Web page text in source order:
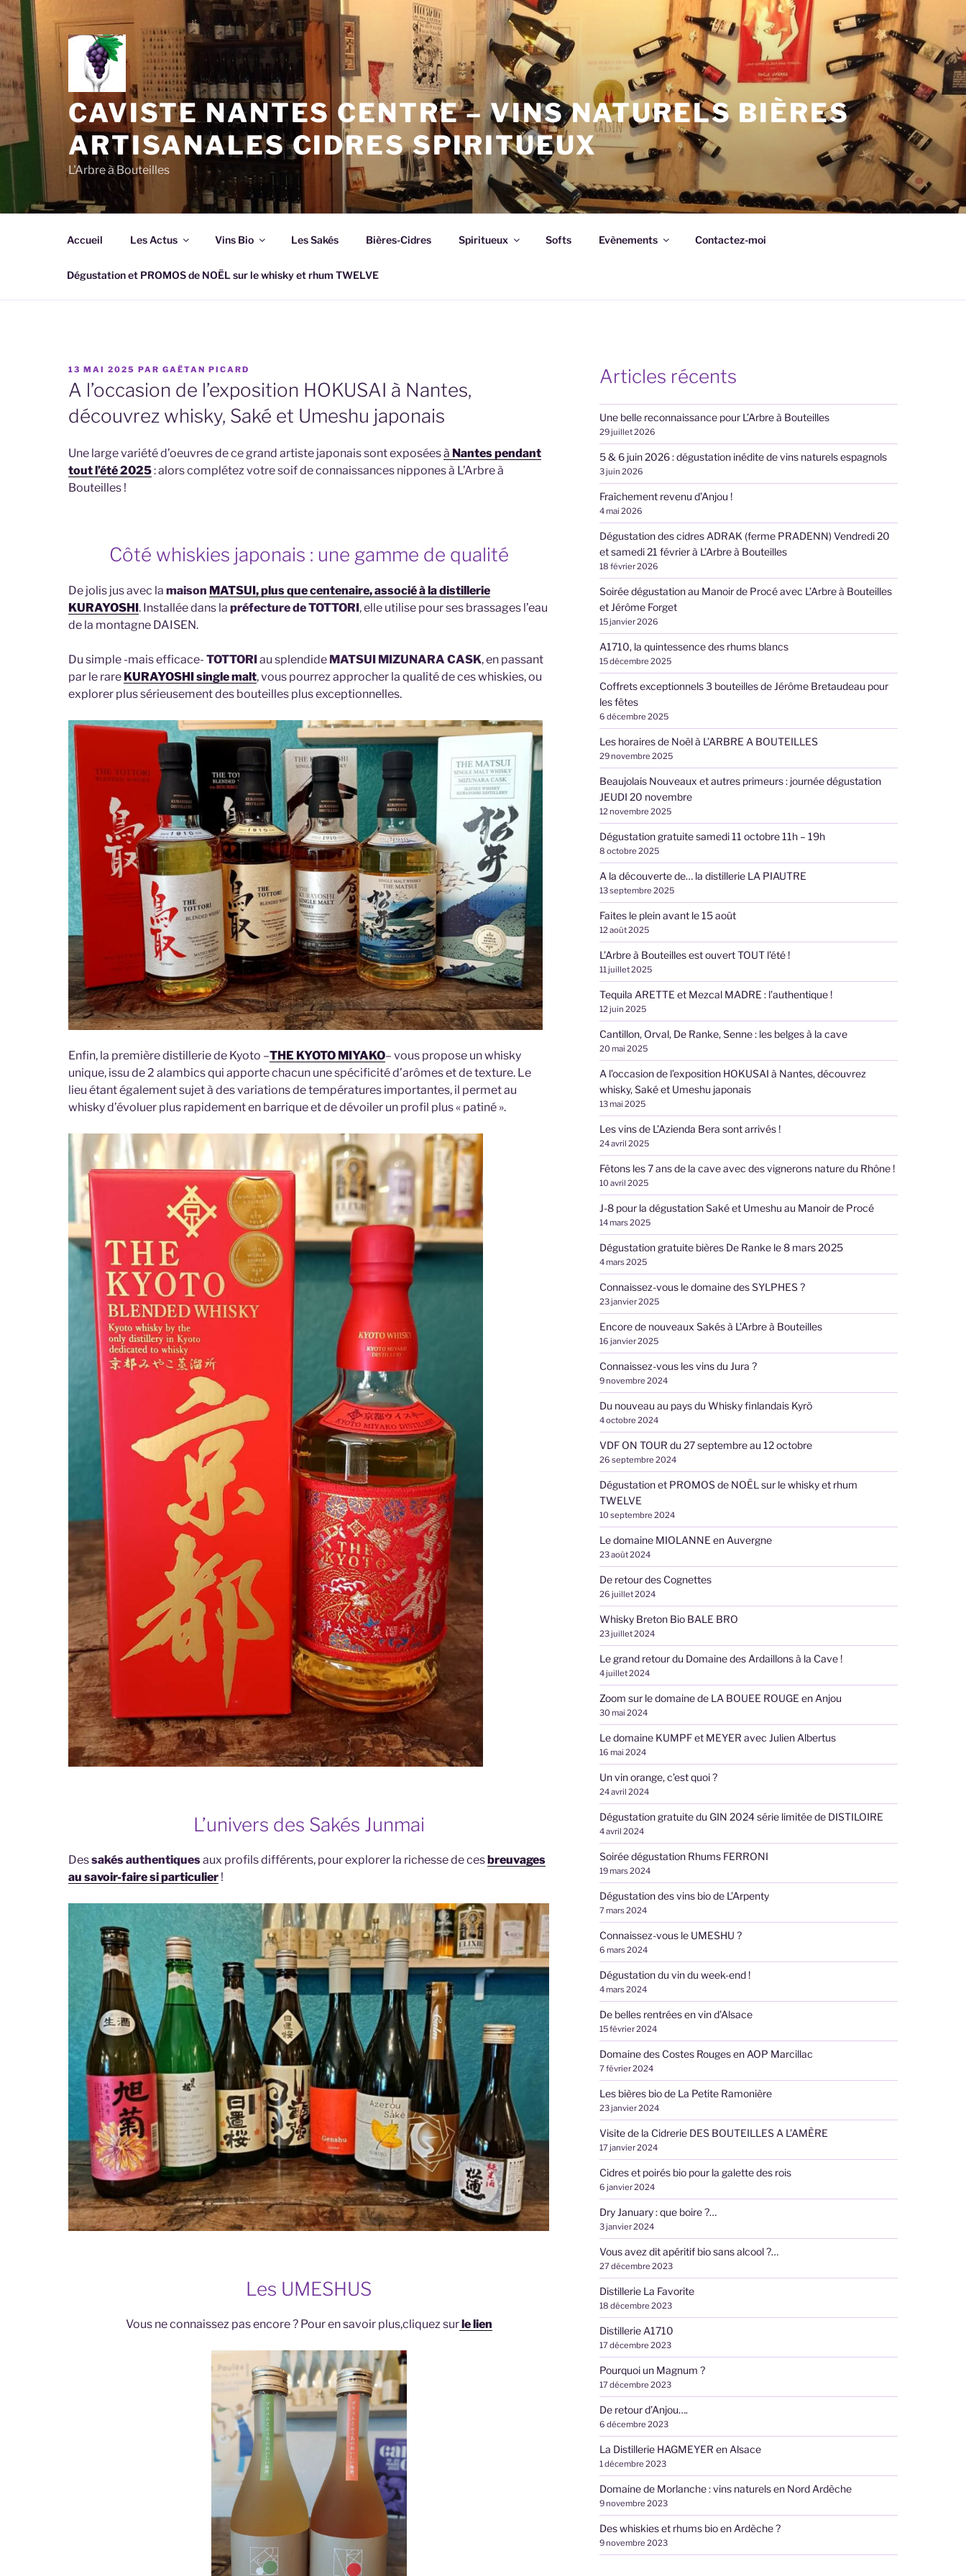
Aller
au
contenu
principal
CAVISTE NANTES CENTRE – VINS NATURELS BIÈRES
ARTISANALES CIDRES SPIRITUEUX
L'Arbre à Bouteilles
Accueil Les Actus Vins Bio Les Sakés Bières-Cidres Spiritueux Softs Evènements Contactez-moi
Dégustation et PROMOS de NOËL sur le whisky et rhum TWELVE
PUBLIÉ
LE
13 MAI 2025 PAR GAËTAN PICARD
A l’occasion de l’exposition HOKUSAI à Nantes,
découvrez whisky, Saké et Umeshu japonais
Une large variété d’oeuvres de ce grand artiste japonais sont exposéesà Nantes pendant
tout l’été 2025: alors complétez votre soif de connaissances nippones à L’Arbre à
Bouteilles !
Côté whiskies japonais : une gamme de qualité
De jolis jus avec la maison MATSUI, plus que centenaire, associé à la distillerie
KURAYOSHI. Installée dans la préfecture de TOTTORI, elle utilise pour ses brassages l’eau
de la montagne DAISEN.
Du simple -mais efficace- TOTTORIau splendide MATSUI MIZUNARA CASK, en passant
par le rare KURAYOSHI single malt, vous pourrez approcher la qualité de ces whiskies, ou
explorer plus sérieusement des bouteilles plus exceptionnelles.
Enfin, la première distillerie de Kyoto –THE KYOTO MIYAKO– vous propose un whisky
unique, issu de 2 alambics qui apporte chacun une spécificité d’arômes et de texture. Le
lieu étant également sujet à des variations de températures importantes, il permet au
whisky d’évoluer plus rapidement en barrique et de dévoiler un profil plus « patiné ».
L’univers des Sakés Junmai
Dessakés authentiquesaux profils différents, pour explorer la richesse de ces breuvages
au savoir-faire si particulier !
Les UMESHUS
Vous ne connaissez pas encore ? Pour en savoir plus,cliquez surle lien
Articles récents
Une belle reconnaissance pour L’Arbre à Bouteilles
29 juillet 2026
5 & 6 juin 2026 : dégustation inédite de vins naturels espagnols
3 juin 2026
Fraîchement revenu d’Anjou !
4 mai 2026
Dégustation des cidres ADRAK (ferme PRADENN) Vendredi 20
et samedi 21 février à L’Arbre à Bouteilles
18 février 2026
Soirée dégustation au Manoir de Procé avec L’Arbre à Bouteilles
et Jérôme Forget
15 janvier 2026
A1710, la quintessence des rhums blancs
15 décembre 2025
Coffrets exceptionnels 3 bouteilles de Jérôme Bretaudeau pour
les fêtes
6 décembre 2025
Les horaires de Noël à L’ARBRE A BOUTEILLES
29 novembre 2025
Beaujolais Nouveaux et autres primeurs : journée dégustation
JEUDI 20 novembre
12 novembre 2025
Dégustation gratuite samedi 11 octobre 11h – 19h
8 octobre 2025
A la découverte de… la distillerie LA PIAUTRE
13 septembre 2025
Faites le plein avant le 15 août
12 août 2025
L’Arbre à Bouteilles est ouvert TOUT l’été !
11 juillet 2025
Tequila ARETTE et Mezcal MADRE : l’authentique !
12 juin 2025
Cantillon, Orval, De Ranke, Senne : les belges à la cave
20 mai 2025
A l’occasion de l’exposition HOKUSAI à Nantes, découvrez
whisky, Saké et Umeshu japonais
13 mai 2025
Les vins de L’Azienda Bera sont arrivés !
24 avril 2025
Fêtons les 7 ans de la cave avec des vignerons nature du Rhône !
10 avril 2025
J-8 pour la dégustation Saké et Umeshu au Manoir de Procé
14 mars 2025
Dégustation gratuite bières De Ranke le 8 mars 2025
4 mars 2025
Connaissez-vous le domaine des SYLPHES ?
23 janvier 2025
Encore de nouveaux Sakés à L’Arbre à Bouteilles
16 janvier 2025
Connaissez-vous les vins du Jura ?
9 novembre 2024
Du nouveau au pays du Whisky finlandais Kyrö
4 octobre 2024
VDF ON TOUR du 27 septembre au 12 octobre
26 septembre 2024
Dégustation et PROMOS de NOËL sur le whisky et rhum
TWELVE
10 septembre 2024
Le domaine MIOLANNE en Auvergne
23 août 2024
De retour des Cognettes
26 juillet 2024
Whisky Breton Bio BALE BRO
23 juillet 2024
Le grand retour du Domaine des Ardaillons à la Cave !
4 juillet 2024
Zoom sur le domaine de LA BOUEE ROUGE en Anjou
30 mai 2024
Le domaine KUMPF et MEYER avec Julien Albertus
16 mai 2024
Un vin orange, c’est quoi ?
24 avril 2024
Dégustation gratuite du GIN 2024 série limitée de DISTILOIRE
4 avril 2024
Soirée dégustation Rhums FERRONI
19 mars 2024
Dégustation des vins bio de L’Arpenty
7 mars 2024
Connaissez-vous le UMESHU ?
6 mars 2024
Dégustation du vin du week-end !
4 mars 2024
De belles rentrées en vin d’Alsace
15 février 2024
Domaine des Costes Rouges en AOP Marcillac
7 février 2024
Les bières bio de La Petite Ramonière
23 janvier 2024
Visite de la Cidrerie DES BOUTEILLES A L’AMÈRE
17 janvier 2024
Cidres et poirés bio pour la galette des rois
6 janvier 2024
Dry January : que boire ?…
3 janvier 2024
Vous avez dit apéritif bio sans alcool ?…
27 décembre 2023
Distillerie La Favorite
18 décembre 2023
Distillerie A1710
17 décembre 2023
Pourquoi un Magnum ?
17 décembre 2023
De retour d’Anjou….
6 décembre 2023
La Distillerie HAGMEYER en Alsace
1 décembre 2023
Domaine de Morlanche : vins naturels en Nord Ardèche
9 novembre 2023
Des whiskies et rhums bio en Ardèche ?
9 novembre 2023